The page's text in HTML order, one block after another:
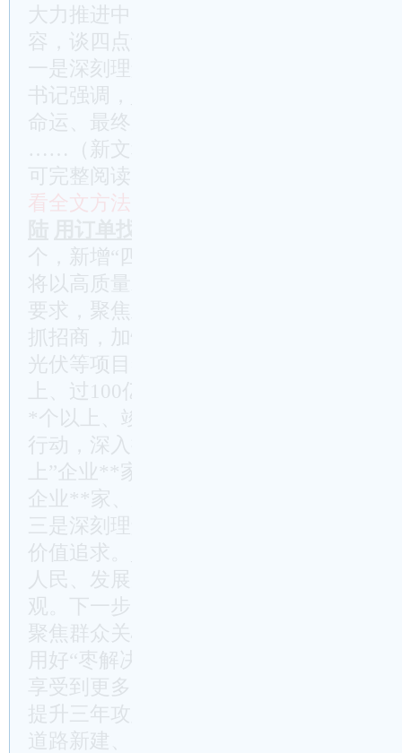
大力推进中国式现代化提供了根本遵循
容，谈四点认识和体会。
一是深刻理解_的领导是推进中国式现代
书记强调，_的领导直接关系中国式现代
命运、最终成败，深刻回答了中国式现
……（新文秘网http://www.wm114.cn省
可完整阅读）……
看全文方法：
个，新增“四上”企业**家、总数达到了
将以高质量发展为主线，按照“重点项目
要求，聚焦主导产业、头部企业、专精
抓招商，加快推动东风新能源、中创新
光伏等项目签约落地，确保年内招引落
上、过100亿元项目**个以上，省市县
*个以上、竣工突破**个。坚决落实工业
行动，深入推进“一企一策”培育帮促，
上”企业**家，总数达到**家以上，新增
企业**家、总数达到**家。
三是深刻理解人民对美好生活的向往是
价值追求。_总书记强调，只有坚持发展
人民、发展成果由人民共享，才会有正
观。下一步，我们将进一步树牢以人民
聚焦群众关心关注的就业、教育、医疗
用好“枣解决·枣满意”平台，及时解决群
享受到更多更公平的高品质生活。特别
提升三年攻坚行动，稳步推进5个重点片
道路新建、14个老旧小区改造，加快“两